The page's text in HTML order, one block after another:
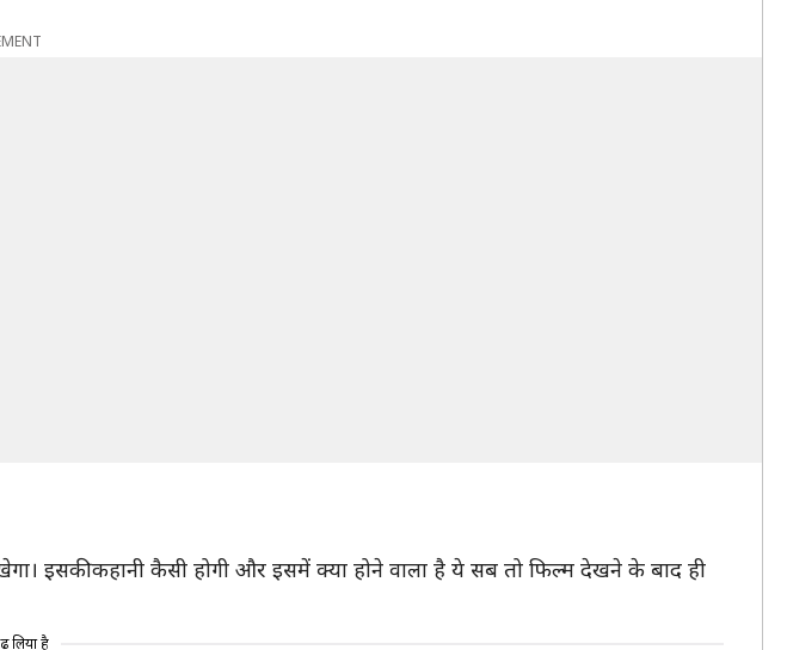
इसकी कहानी कैसी होगी और इसमें क्या होने वाला है ये सब तो फिल्म देखने के बाद ही
लिया है